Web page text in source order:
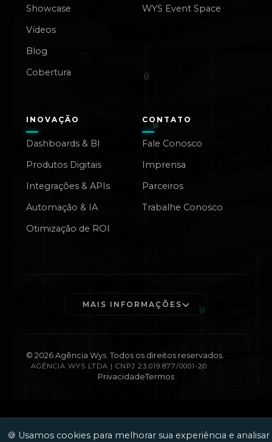
Showcase
Vídeos
Blog
Cobertura
WYS Event Space
INOVAÇÃO
Dashboards & BI
Produtos Digitais
Integrações & APIs
Automação & IA
Otimização de ROI
CONTATO
Fale Conosco
Imprensa
Parceiros
Trabalhe Conosco
MAIS INFORMAÇÕES
© 2026Agência Wys. Todos os direitos reservados.
AGÊNCIA WYS LTDA | CNPJ 23.019.877/0001-20
PrivacidadeTermos
🍪 Usamos cookies para melhorar sua experiência e analisar